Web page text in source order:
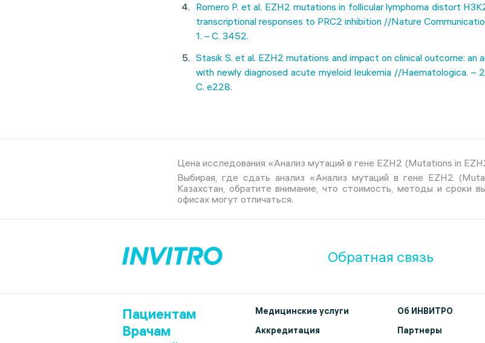
Romero P. et al. EZH2 mutations in follicular lymphoma distort
transcriptional responses to PRC2 inhibition //Nature
1. – С. 3452.
Stasik S. et al. EZH2 mutations and impact on clinical outcome: an
with newly diagnosed acute myeloid leukemia //Haematologica. –
С. e228.
Цена исследования «Анализ мутаций в гене EZH2 (Mutations in
Выбирая, где сдать анализ «Анализ мутаций в гене EZH2
Казахстан, обратите внимание, что стоимость, методы и сроки
офисах могут отличаться.
Обратная связь
Пациентам
Врачам
Медицинские услуги
Аккредитация
Об ИНВИТРО
Партнеры